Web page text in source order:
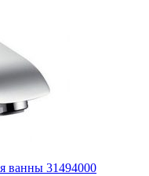
ванны 31494000